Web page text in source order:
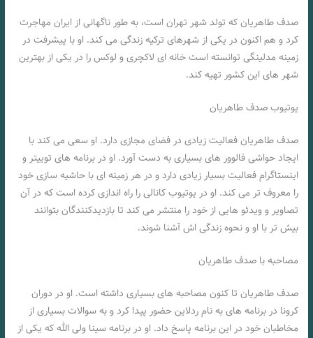
صدف طاهریان که تولد شهر تهران است، به طور ناگهانی از ایران مهاجرت
کرد و هم اکنون در یکی از شهرهای ترکیه زندگی می کند. او با پیشرفت در
زمینه مدلینگی توانسته است خانه ای لاکچری و لوکس را در یکی از بهترین
شهر های این کشور تهیه کند.
یوتیوب صدف طاهریان
صدف طاهریان فعالیت زیادی در فضای مجازی دارد. او سعی می کند با
ایجاد حواشی فالوور های بسیاری به دست آورد. او در برنامه های توییتر و
اینستاگرام فعالیت بسیار زیادی دارد و در هر زمینه ای با حاشیه سازی خود
را معروف تر می کند. او در یوتیوب کانالی را راه اندازی کرده است که در آن
تصاویر و ویدئو هایی از خود را منتشر می کند تا بازدیدکنندگان بتوانند
بیش تر با او و نحوه زندگی اش آشنا شوند.
مصاحبه با صدف طاهریان
صدف طاهریان تا کنون مصاحبه های بسیاری داشته است. او در دوران
کرونا در برنامه های به نام ردلاین حضور پیدا کرد و به سوالات بسیاری از
مخاطبان خود در این برنامه پاسخ داد. او در برنامه سینا ولی الله که یکی از